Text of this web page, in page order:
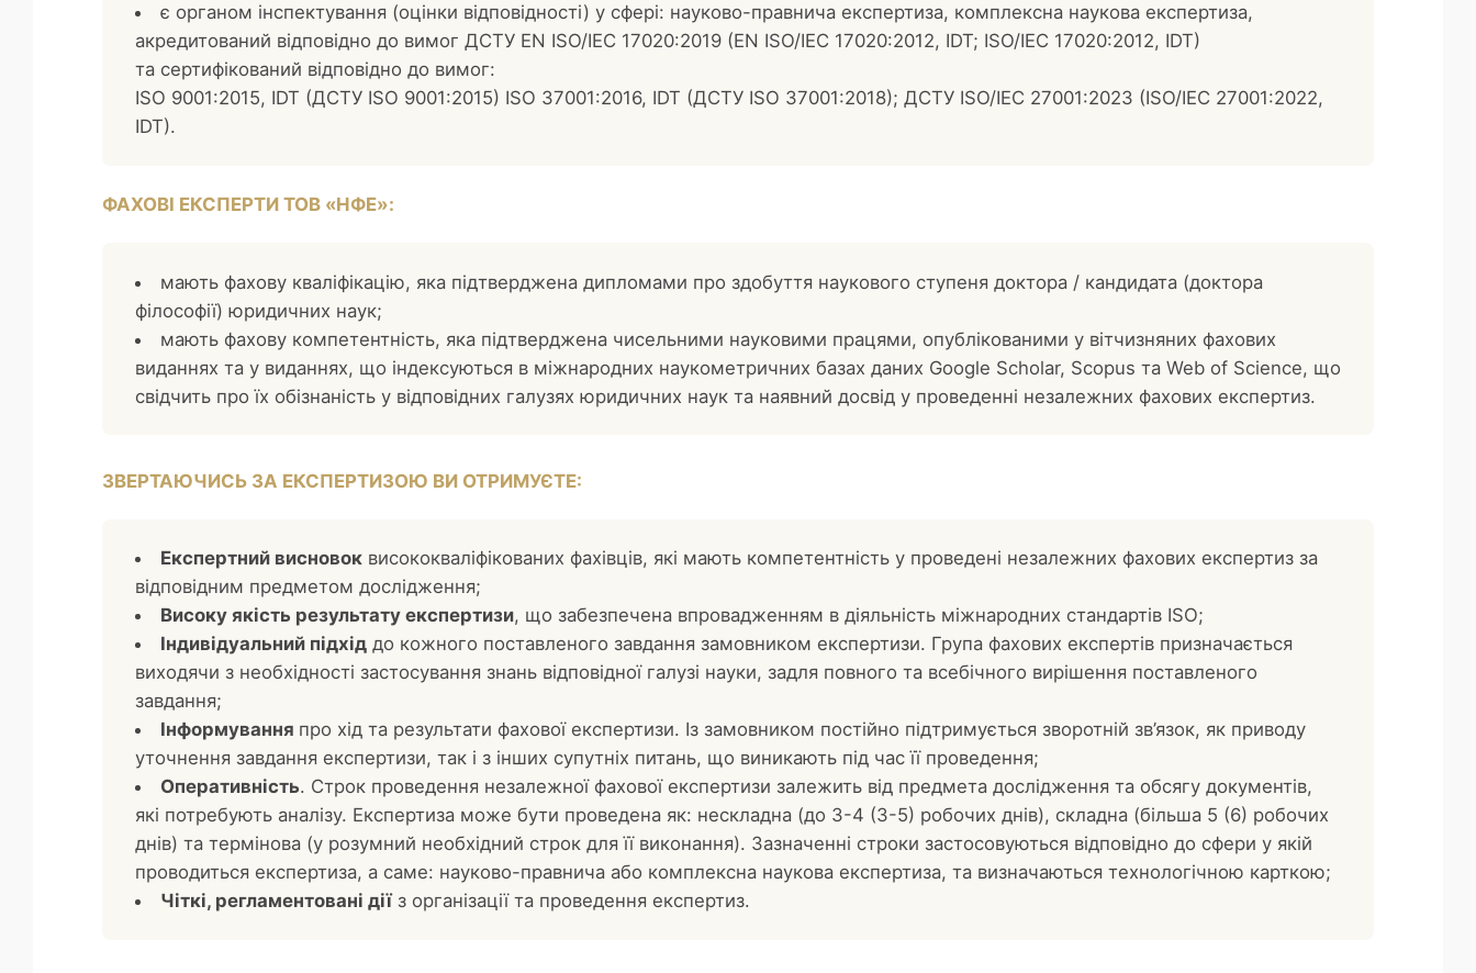
є органом інспектування (оцінки відповідності) у сфері: науково-правнича експертиза, комплексна наукова експертиза,
акредитований відповідно до вимог ДСТУ EN ISO/IEC 17020:2019 (EN ISO/IEC 17020:2012, IDT; ISO/IEC 17020:2012, IDT)
та сертифікований відповідно до вимог:
ISO 9001:2015, IDT (ДСТУ ISO 9001:2015) ISO 37001:2016, IDT (ДСТУ ISO 37001:2018); ДСТУ ISO/IEC 27001:2023 (ISO/IEC 27001:2022,
IDT).
ФАХОВІ ЕКСПЕРТИ ТОВ «НФЕ»:
мають фахову кваліфікацію, яка підтверджена дипломами про здобуття наукового ступеня доктора / кандидата (доктора
філософії) юридичних наук;
мають фахову компетентність, яка підтверджена чисельними науковими працями, опублікованими у вітчизняних фахових
виданнях та у виданнях, що індексуються в міжнародних наукометричних базах даних Google Scholar, Scopus та Web of Science, що
свідчить про їх обізнаність у відповідних галузях юридичних наук та наявний досвід у проведенні незалежних фахових експертиз.
ЗВЕРТАЮЧИСЬ ЗА ЕКСПЕРТИЗОЮ ВИ ОТРИМУЄТЕ:
Експертний висновоквисококваліфікованих фахівців, які мають компетентність у проведені незалежних фахових експертиз за
відповідним предметом дослідження;
Високу якість результату експертизи, що забезпечена впровадженням в діяльність міжнародних стандартів ISO;
Індивідуальний підхіддо кожного поставленого завдання замовником експертизи. Група фахових експертів призначається
виходячи з необхідності застосування знань відповідної галузі науки, задля повного та всебічного вирішення поставленого
завдання;
Інформування про хід та результати фахової експертизи. Із замовником постійно підтримується зворотній зв’язок, як приводу
уточнення завдання експертизи, так і з інших супутніх питань, що виникають під час її проведення;
Оперативність. Строк проведення незалежної фахової експертизи залежить від предмета дослідження та обсягу документів,
які потребують аналізу. Експертиза може бути проведена як: нескладна (до 3-4 (3-5) робочих днів), складна (більша 5 (6) робочих
днів) та термінова (у розумний необхідний строк для її виконання). Зазначенні строки застосовуються відповідно до сфери у якій
проводиться експертиза, а саме: науково-правнича або комплексна наукова експертиза, та визначаються технологічною карткою;
Чіткі, регламентовані діїз організації та проведення експертиз.